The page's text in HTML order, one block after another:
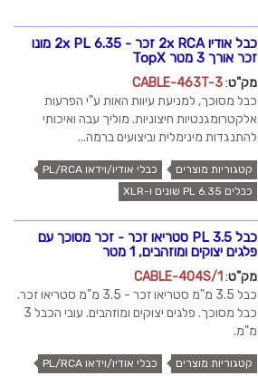
כבל אודיו 2x RCA זכר - 2x PL 6.35 מונו
זכר אורך 3 מטר TopX
מק"ט:
CABLE-463T-3
כבל מסוכך, למניעת עיוות האות ע"י הפרעות
אלקטרומגנטיות חיצוניות. מוליך עבה ואיכותי
להתנגדות מינימלית וביצועים ברמה...
קטגוריות מוצרים
כבלי אודיו/וידאו PL/RCA
כבלים PL 6.35 שונים ו-XLR
כבל PL 3.5 סטריאו זכר - זכר מסוכך עם
פלגים יצוקים ומוזהבים, 1 מטר
מק"ט:
CABLE-404S/1
כבל 3.5 מ"מ סטריאו זכר - 3.5 מ"מ סטריאו זכר.
כבל מסוכך. פלגים יצוקים ומוזהבים. עובי הכבל 3
מ"מ.
קטגוריות מוצרים
כבלי אודיו/וידאו PL/RCA